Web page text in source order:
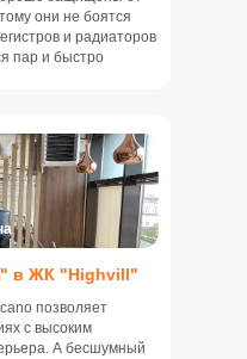
они не боятся
и радиаторов
пар и быстро
в ЖК "Highvill"
позволяет
с высоким
А бесшумный